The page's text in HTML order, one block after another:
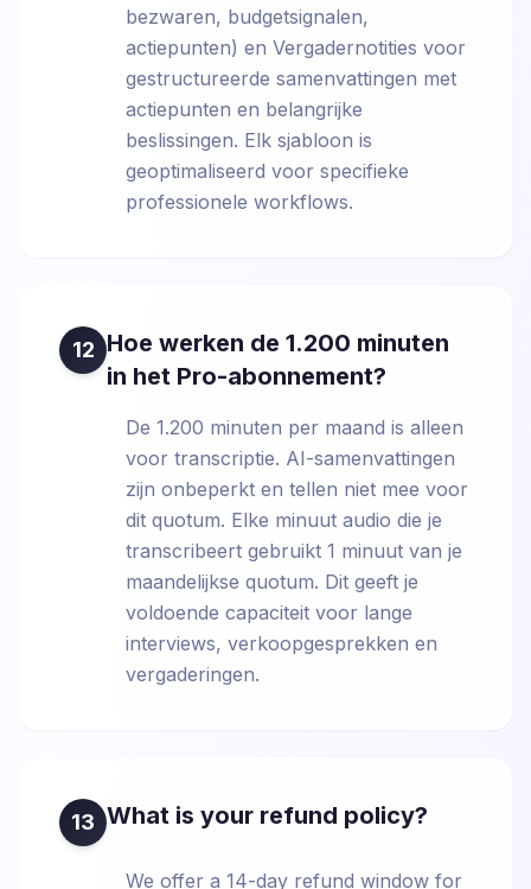
bezwaren, budgetsignalen,
actiepunten) en Vergadernotities voor
gestructureerde samenvattingen met
actiepunten en belangrijke
beslissingen. Elk sjabloon is
geoptimaliseerd voor specifieke
professionele workflows.
12 Hoe werken de 1.200 minuten
in het Pro-abonnement?
De 1.200 minuten per maand is alleen
voor transcriptie. AI-samenvattingen
zijn onbeperkt en tellen niet mee voor
dit quotum. Elke minuut audio die je
transcribeert gebruikt 1 minuut van je
maandelijkse quotum. Dit geeft je
voldoende capaciteit voor lange
interviews, verkoopgesprekken en
vergaderingen.
13 What is your refund policy?
We offer a 14-day refund window for